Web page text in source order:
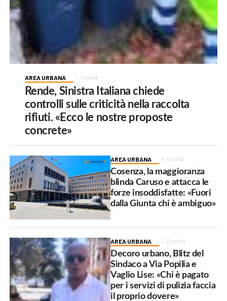
AREA URBANA 1 ora fa
Rende, Sinistra Italiana chiede
controlli sulle criticità nella raccolta
rifiuti. «Ecco le nostre proposte
concrete»
AREA URBANA 1 ora fa
Cosenza, la maggioranza
blinda Caruso e attacca le
forze insoddisfatte: «Fuori
dalla Giunta chi è ambiguo»
AREA URBANA 2 ore fa
Decoro urbano, Blitz del
Sindaco a Via Popilia e
Vaglio Lise: «Chi è pagato
per i servizi di pulizia faccia
il proprio dovere»